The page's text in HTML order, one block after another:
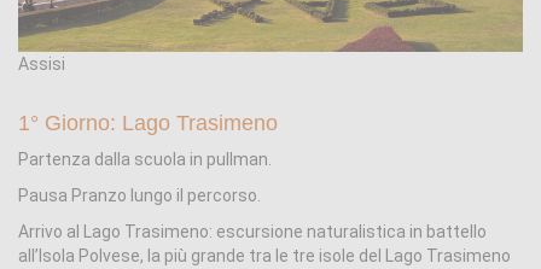
Assisi
1° Giorno: Lago Trasimeno
Partenza dalla scuola in pullman.
Pausa Pranzo lungo il percorso.
Arrivo al Lago Trasimeno: escursione naturalistica in battello
all’Isola Polvese, la più grande tra le tre isole del Lago Trasimeno